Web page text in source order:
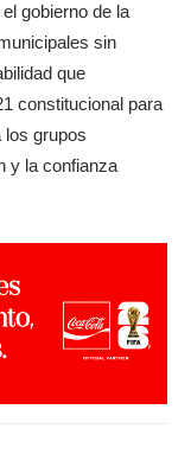
gobierno de la
sin
que
constitucional para
los grupos
y la confianza